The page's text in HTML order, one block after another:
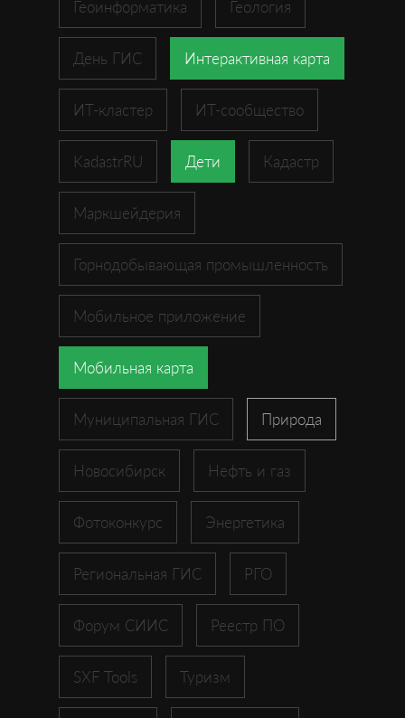
Геоинформатика Геология
День ГИС Интерактивная карта
ИТ-кластер ИТ-сообщество
KadastrRU Дети Кадастр
Маркшейдерия
Горнодобывающая промышленность
Мобильное приложение
Мобильная карта
Муниципальная ГИС Природа
Новосибирск Нефть и газ
Фотоконкурс Энергетика
Региональная ГИС РГО
Форум СИИС Реестр ПО
SXF Tools Туризм